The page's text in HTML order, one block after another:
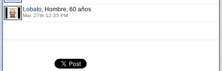
Lobato, Hombre, 60 años
Mar. 27th 12:35 PM